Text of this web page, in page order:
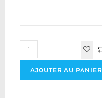
AJOUTER AU PANIER